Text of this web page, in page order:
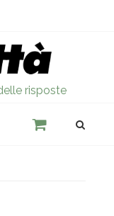
risposte